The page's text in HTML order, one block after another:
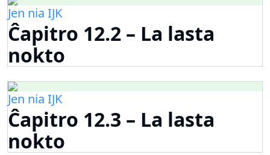
Jen nia IJK
Ĉapitro 12.2 – La lasta
nokto
Jen nia IJK
Ĉapitro 12.3 – La lasta
nokto